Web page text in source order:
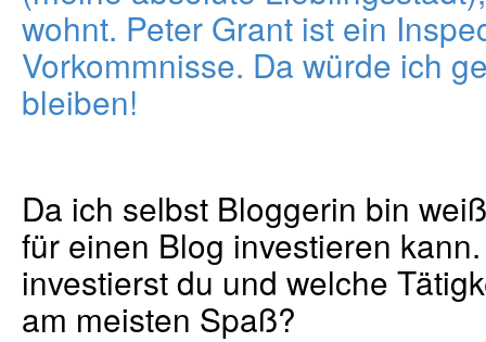
wohnt. Peter Grant ist ein
Vorkommnisse. Da würde ich
bleiben!
Da ich selbst Bloggerin bin
für einen Blog investieren
investierst du und welche
am meisten Spaß?